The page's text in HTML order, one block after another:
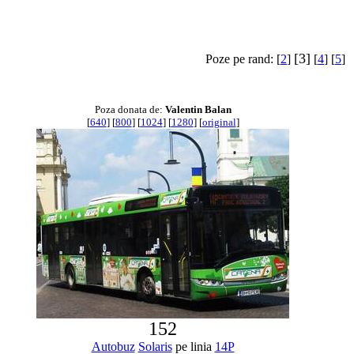
Poze pe rand: [2] [3] [4] [5]
Poza donata de: Valentin Balan
[640] [800] [1024] [1280] [original]
152
Autobuz Solarispe linia 14P